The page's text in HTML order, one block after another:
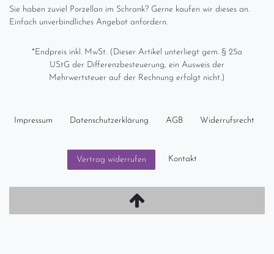
Sie haben zuviel Porzellan im Schrank? Gerne kaufen wir dieses an.
Einfach unverbindliches Angebot anfordern.
*Endpreis inkl. MwSt. (Dieser Artikel unterliegt gem. § 25a
UStG der Differenzbesteuerung, ein Ausweis der
Mehrwertsteuer auf der Rechnung erfolgt nicht.)
Impressum Daten­schutz­erklärung AGB Widerrufs­recht
Vertrag widerrufen Kontakt